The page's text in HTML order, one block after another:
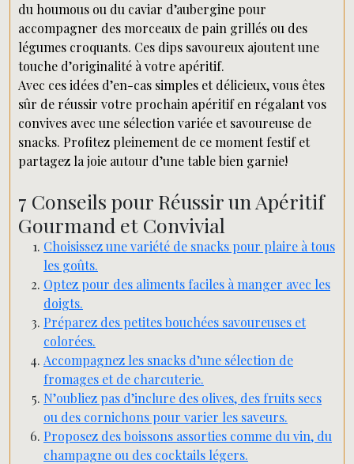
du houmous ou du caviar d’aubergine pour
accompagner des morceaux de pain grillés ou des
légumes croquants. Ces dips savoureux ajoutent une
touche d’originalité à votre apéritif.
Avec ces idées d’en-cas simples et délicieux, vous êtes
sûr de réussir votre prochain apéritif en régalant vos
convives avec une sélection variée et savoureuse de
snacks. Profitez pleinement de ce moment festif et
partagez la joie autour d’une table bien garnie!
7 Conseils pour Réussir un Apéritif
Gourmand et Convivial
Choisissez une variété de snacks pour plaire à tous
les goûts.
Optez pour des aliments faciles à manger avec les
doigts.
Préparez des petites bouchées savoureuses et
colorées.
Accompagnez les snacks d’une sélection de
fromages et de charcuterie.
N’oubliez pas d’inclure des olives, des fruits secs
ou des cornichons pour varier les saveurs.
Proposez des boissons assorties comme du vin, du
champagne ou des cocktails légers.